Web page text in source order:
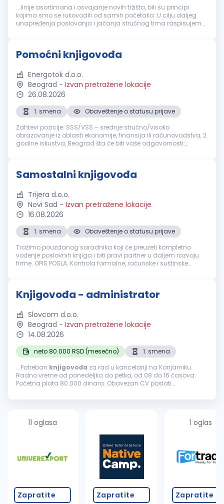
...linije asortimana i osvajanje novih tržišta, bili su principi
kojima smo se rukovodili od samih početaka. U cilju daljeg
unapređenja poslovanja i jačanja stručnog tima raspisujemo
Pomoćni knjigovođa
Energotok d.o.o.
Beograd - Izvan pretražene lokacije
26.08.2026
1. smena
Obaveštenje o statusu prijave
Zahtevi pozicije: SSS/VSS – srednje stručno/visoko
obrazovanje iz oblasti ekonomije, finansija ili računovodstva, 2
godine iskustva, Beograd šta će biti vaše odgovornosti:
Samostalni knjigovođa
Trijera d.o.o.
Novi Sad - Izvan pretražene lokacije
16.08.2026
1. smena
Obaveštenje o statusu prijave
Tražimo pouzdanog saradnika koji će preuzeti kompletno
vođenje poslovnih knjiga i biti pravi partner u daljem razvoju
firme. OPIS POSLA: Kontrola formalne, računske i suštinske
Knjigovođa - administrator
Slovcom d.o.o.
Beograd - Izvan pretražene lokacije
14.08.2026
neto 80.000 RSD (mesečno)
1. smena
...Potreban knjigovođa za rad u kancelariji na Konjarniku.
Radno vreme od ponedeljka do petka, od 08 do 16 časova.
Početna plata 80.000 dinara. Obavezan CV poslati
11 oglasa
Zapratite Zapratite
1 oglas
Zapratite